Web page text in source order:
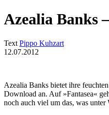
Azealia Banks
Text Pippo Kuhzart
12.07.2012
Azealia Banks bietet ihre
Download an. Auf »Fantasea«
noch auch viel um das, was unter